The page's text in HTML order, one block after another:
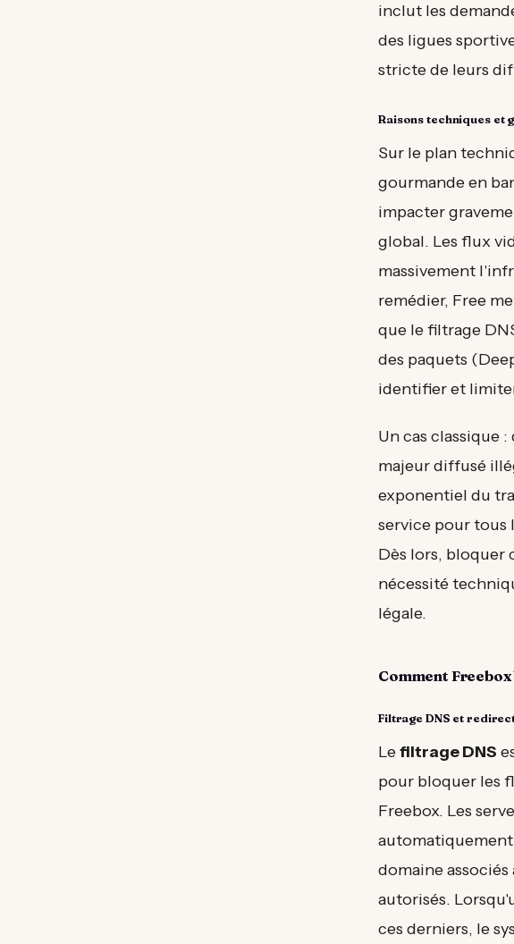
inclut les
des ligues
stricte de leurs
Raisons techniques et
Sur le plan
gourmande en
impacter
global. Les flux
massivement
remédier, Free
que le filtrage
des paquets
identifier et
Un cas classique
majeur diffusé
exponentiel du
service pour tous
Dès lors, bloquer
nécessité
légale.
Comment
Filtrage DNS et
Lefiltrage DNS
pour bloquer les
Freebox. Les
automatiquement
domaine associés
autorisés.
ces derniers, le